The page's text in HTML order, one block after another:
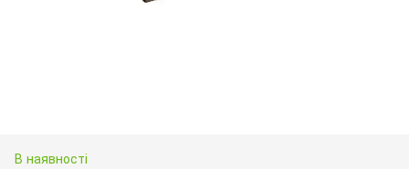
В наявності